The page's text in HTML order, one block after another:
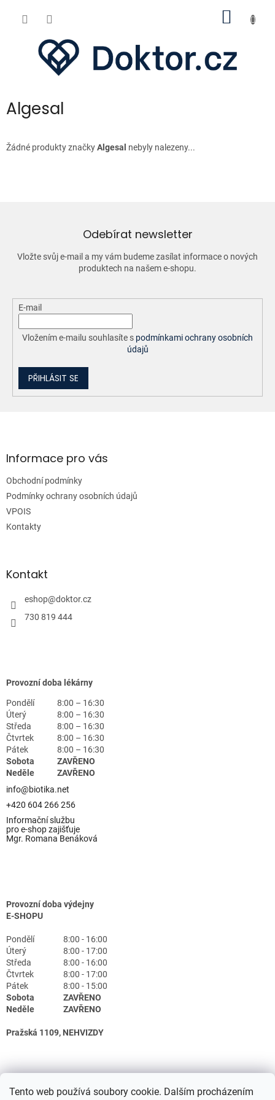
Tento web používá soubory cookie. Dalším procházením
Algesal
Žádné produkty značkyAlgesal nebyly nalezeny...
Odebírat newsletter
Vložte svůj e-mail a my vám budeme zasílat informace o nových
produktech na našem e-shopu.
E-mail
Vložením e-mailu souhlasíte s podmínkami ochrany osobních
údajů
PŘIHLÁSIT SE
aInformace pro vás
Obchodní podmínky
Podmínky ochrany osobních údajů
VPOIS
Kontakty
Kontakt
eshop@doktor.cz
730 819 444
Provozní doba lékárny
Pondělí
8:00 – 16:30
Úterý
8:00 – 16:30
Středa
8:00 – 16:30
Čtvrtek
8:00 – 16:30
Pátek
8:00 – 16:30
Sobota
ZAVŘENO
Neděle
ZAVŘENO
info@biotika.net
+420 604 266 256
Informační službu
pro e-shop zajišťuje
Mgr. Romana Benáková
Provozní doba výdejny
E-SHOPU
Pondělí
8:00 - 16:00
Úterý
8:00 - 17:00
Středa
8:00 - 16:00
Čtvrtek
8:00 - 17:00
Pátek
8:00 - 15:00
Sobota
ZAVŘENO
Neděle
ZAVŘENO
Pražská 1109, NEHVIZDY